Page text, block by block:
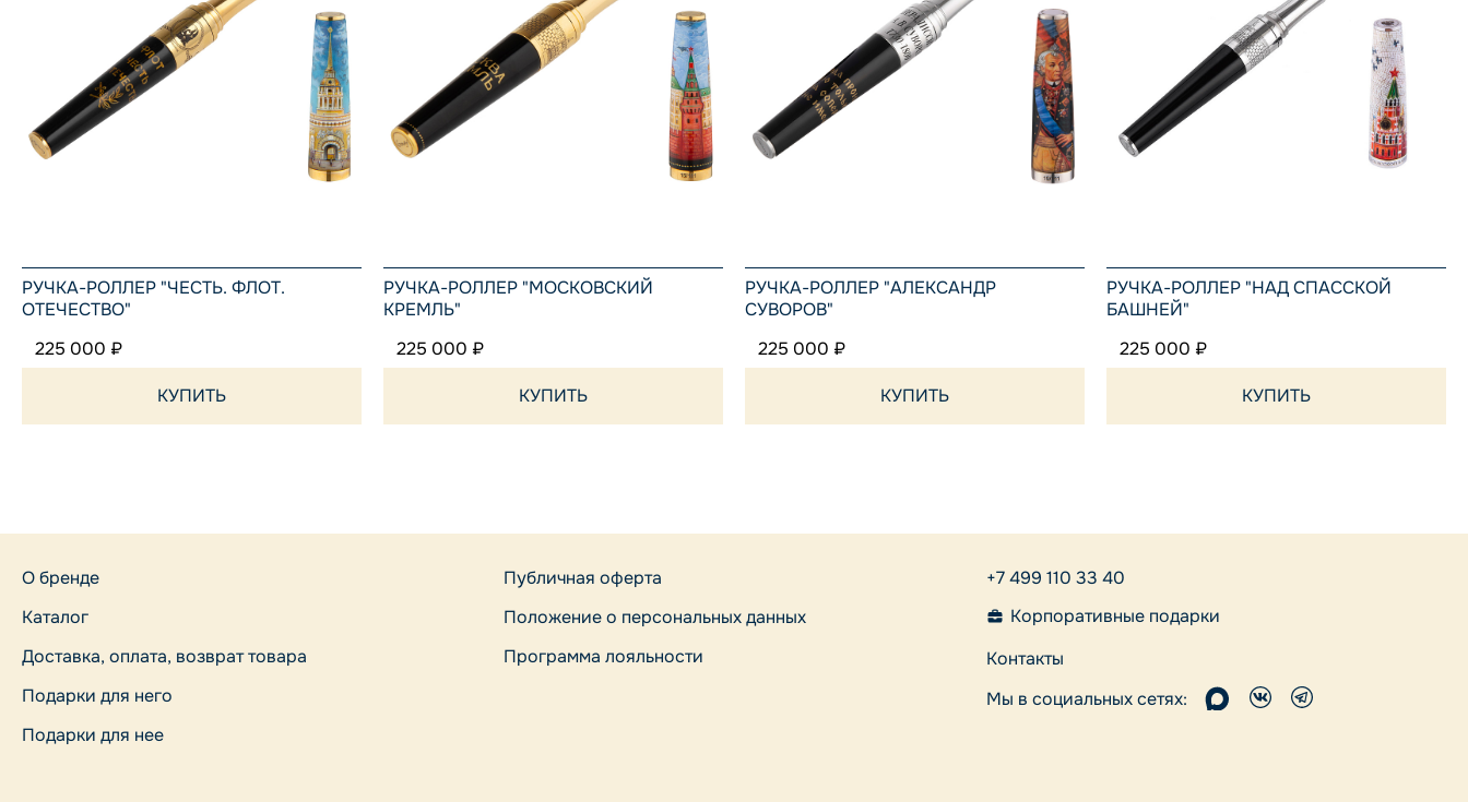
РУЧКА-РОЛЛЕР "ЧЕСТЬ. ФЛОТ.
ОТЕЧЕСТВО"
225 000 ₽
КУПИТЬ
РУЧКА-РОЛЛЕР "МОСКОВСКИЙ
КРЕМЛЬ"
225 000 ₽
КУПИТЬ
РУЧКА-РОЛЛЕР "АЛЕКСАНДР
СУВОРОВ"
225 000 ₽
КУПИТЬ
РУЧКА-РОЛЛЕР "НАД СПАССКОЙ
БАШНЕЙ"
225 000 ₽
КУПИТЬ
О бренде
Каталог
Доставка, оплата, возврат товара
Подарки для него
Подарки для нее
Публичная оферта
Положение о персональных данных
Программа лояльности
+7 499 110 33 40
Корпоративные подарки
Контакты
Мы в социальных сетях: